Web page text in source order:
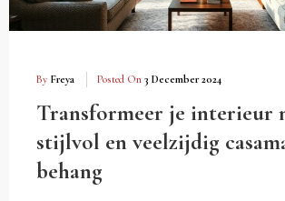
By Freya Posted On 3 December 2024
Transformeer je interieur
stijlvol en veelzijdig
behang